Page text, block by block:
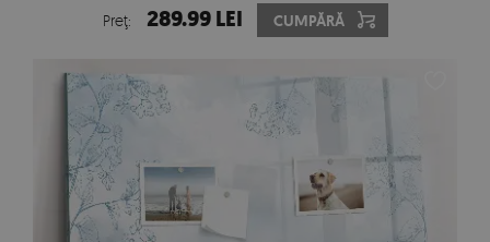
Preţ: 289.99 LEI CUMPĂRĂ